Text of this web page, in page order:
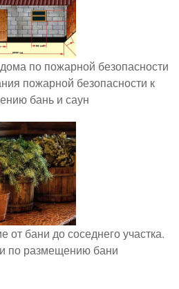
по пожарной безопасности
пожарной безопасности к
бань и саун
от бани до соседнего участка.
по размещению бани